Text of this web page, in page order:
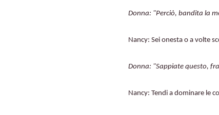
Donna: "Perciò, bandita la
Nancy: Sei onesta o a volte
Donna: "Sappiate questo,
Nancy: Tendi a dominare le